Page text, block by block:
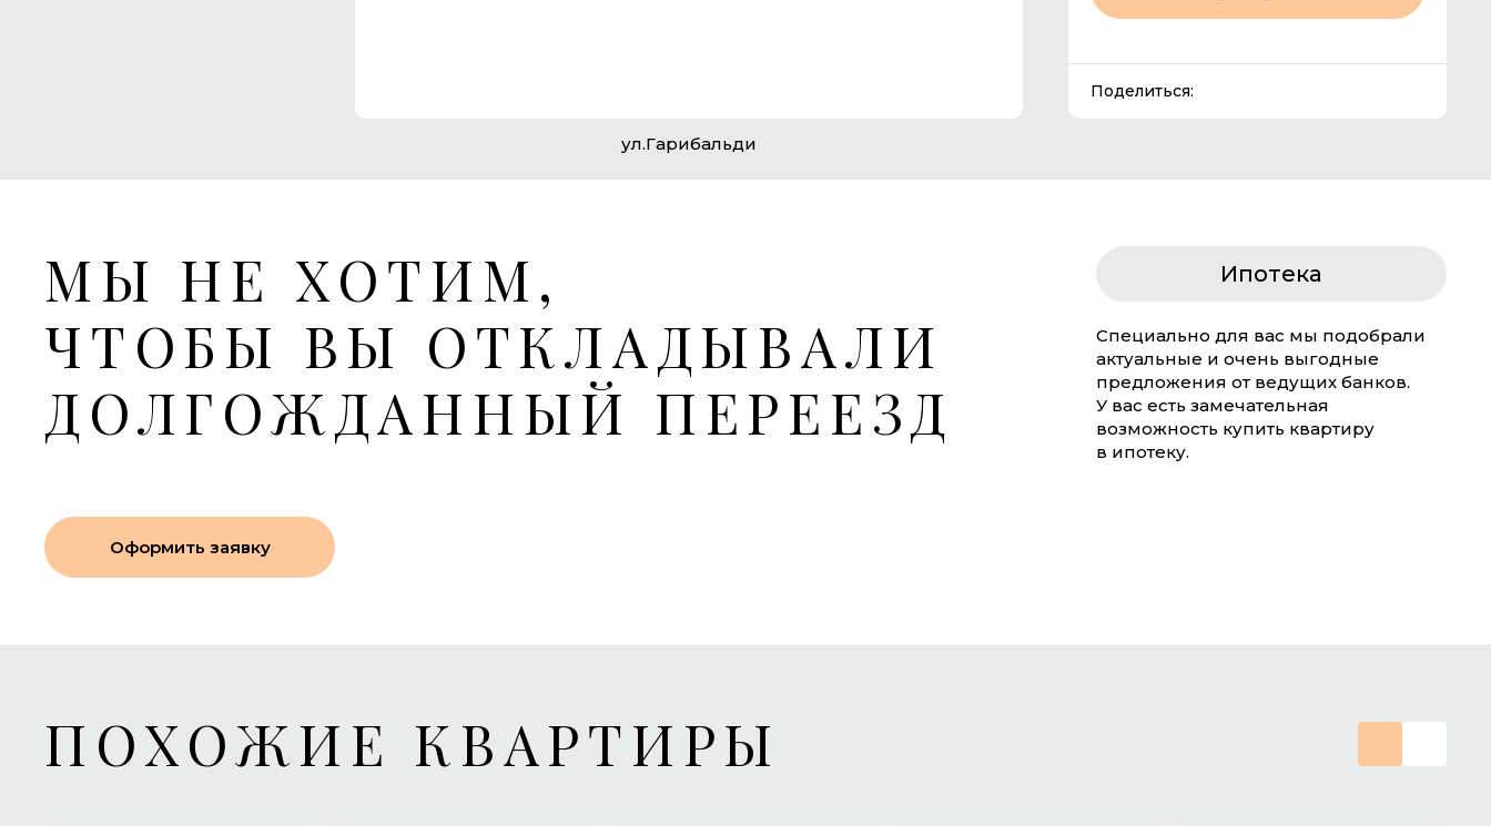
ул.Гарибальди
Поделиться:
МЫ НЕ ХОТИМ,
ЧТОБЫ ВЫ ОТКЛАДЫВАЛИ
ДОЛГОЖДАННЫЙ ПЕРЕЕЗД
Ипотека
Специально для вас мы подобрали
актуальные и очень выгодные
предложения от ведущих банков.
У вас есть замечательная
возможность купить квартиру
в ипотеку.
Оформить заявку
ПОХОЖИЕ КВАРТИРЫ